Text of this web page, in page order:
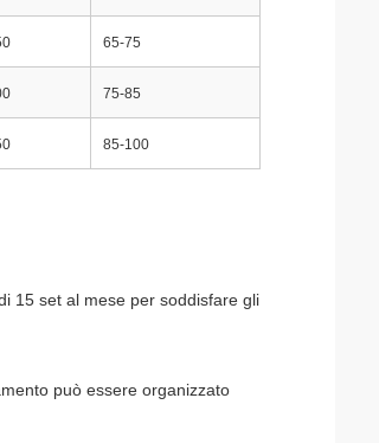
65-75
75-85
85-100
15 set al mese per soddisfare gli
può essere organizzato